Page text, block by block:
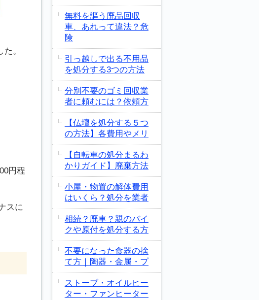
。
円程
スに
無料を謳う廃品回収
車、あれって違法？危
険
引っ越しで出る不用品
を処分する3つの方法
分別不要のゴミ回収業
者に頼むには？依頼方
【仏壇を処分する５つ
の方法】各費用やメリ
【自転車の処分まるわ
かりガイド】廃棄方法
小屋・物置の解体費用
はいくら？処分を業者
相続？廃車？親のバイ
クや原付を処分する方
不要になった食器の捨
て方｜陶器・金属・プ
ストーブ・オイルヒー
ター・ファンヒーター